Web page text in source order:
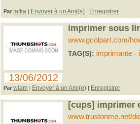
Par tafka | Envoyer à un Ami(e) | Enregistrer
13/06/2012
imprimer sous
www.gcolpart.com/
TAG(S): imprimante-
Par wiam | Envoyer à un Ami(e) | Enregistrer
[cups] imprimer
www.trustonme.net/